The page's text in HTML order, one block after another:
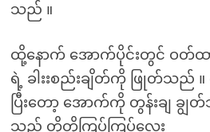
သည် ။
ထို့နောက် အောက်ပိုင်းတွင် ဝတ်ထ
ရဲ့ ခါးးစည်းချိတ်ကို ဖြုတ်သည်
ပြီးတော့ အောက်ကို တွန်းချ ခ
သည် တိုတိုကြပ်ကြပ်လေး